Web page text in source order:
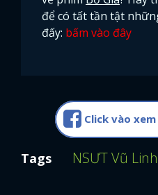
để có tất tần tật
đấy: bấm vào đây
Click vào
Tags NSƯT Vũ Linh